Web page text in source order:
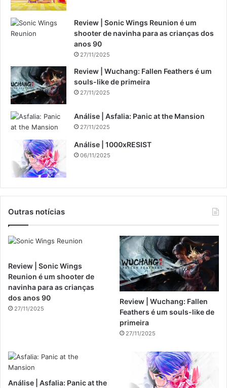
Review | Sonic Wings Reunion é um
shooter de navinha para as crianças dos
anos 90
27/11/2025
Review | Wuchang: Fallen Feathers é um
souls-like de primeira
27/11/2025
Análise | Asfalia: Panic at the Mansion
27/11/2025
Análise | 1000xRESIST
06/11/2025
Outras notícias
Review | Sonic Wings
Reunion é um shooter de
navinha para as crianças
dos anos 90
27/11/2025
Review | Wuchang: Fallen
Feathers é um souls-like de
primeira
27/11/2025
Análise | Asfalia: Panic at the